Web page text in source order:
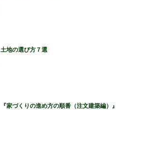
土地の選び方７選
『家づくりの進め方の順番（注文建築編）』